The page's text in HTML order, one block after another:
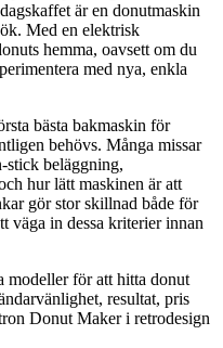
är en donutmaskin
Med en elektrisk
hemma, oavsett om du
med nya, enkla
bästa bakmaskin för
behövs. Många missar
stick beläggning,
hur lätt maskinen är att
gör stor skillnad både för
väga in dessa kriterier innan
modeller för att hitta donut
resultat, pris
Donut Maker i retrodesign